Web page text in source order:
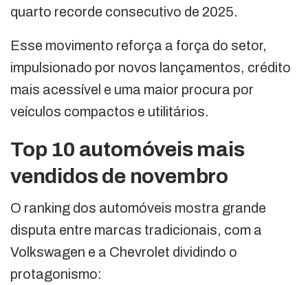
quarto recorde consecutivo de 2025.
Esse movimento reforça a força do setor,
impulsionado por novos lançamentos, crédito
mais acessível e uma maior procura por
veículos compactos e utilitários.
Top 10 automóveis mais
vendidos de novembro
O ranking dos automóveis mostra grande
disputa entre marcas tradicionais, com a
Volkswagen e a Chevrolet dividindo o
protagonismo: